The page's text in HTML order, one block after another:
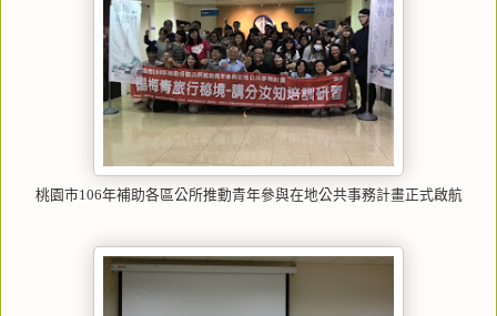
桃園市106年補助各區公所推動青年參與在地公共事務計畫正式啟航